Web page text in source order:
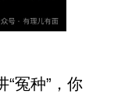
“冤种”，你